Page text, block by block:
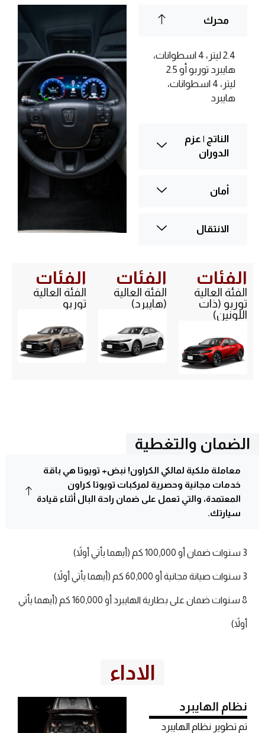
محرك
2.4 لیتر، 4 اسطوانات،
هايبرد توربو أو 2.5
لیتر، 4 اسطوانات،
هايبرد
الناتج | عزم
الدوران
أمان
الانتقال
الفئات
الفئة العالية
توربو (ذات
اللونين)
الفئات
الفئة العالية
(هايبرد)
الفئات
الفئة العالية
توربو
الضمان والتغطية
معاملة ملكية لمالكي الكراون! نبض+ تويوتا هي باقة
خدمات مجانية وحصرية لمركبات تويوتا کراون
المعتمدة، والتي تعمل على ضمان راحة البال أثناء قيادة
سيارتك.
3 سنوات ضمان أو 100,000 كم (أيهما يأتي أولاً)
3 سنوات صيانة مجانية أو 60,000 كم (أيهما يأتي أولاً)
8 سنوات ضمان على بطارية الهايبرد أو 160,000 كم (أيهما يأتي
أولاً)
الاداء
نظام الهايبرد
تم تطوير نظام الهايبرد